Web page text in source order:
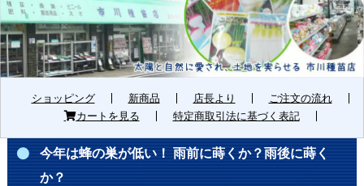
ショッピング 新商品 店長より
ご注文の流れ
カートを見る
特定商取引法に基づく表記
今年は蜂の巣が低い！ 雨前に蒔くか？雨後に蒔く
か？